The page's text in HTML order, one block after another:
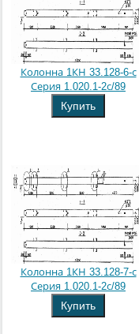
Колонна 1КН 33.128-6-с
Серия 1.020.1-2с/89
Купить
Колонна 1КН 33.128-7-с
Серия 1.020.1-2с/89
Купить